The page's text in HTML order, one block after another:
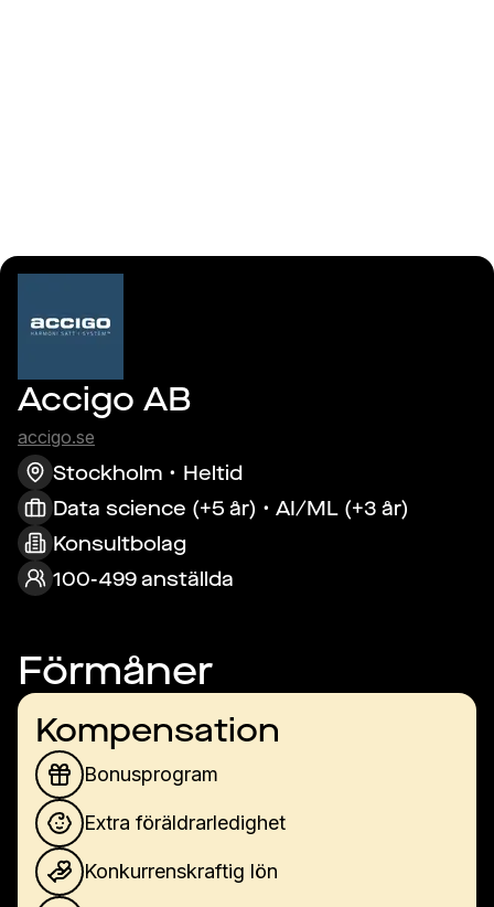
Accigo AB
accigo.se
Stockholm
Heltid
Data science (+5 år) • AI/ML (+3 år)
Konsultbolag
100-499 anställda
Förmåner
Kompensation
Bonusprogram
Extra föräldrarledighet
Konkurrenskraftig lön